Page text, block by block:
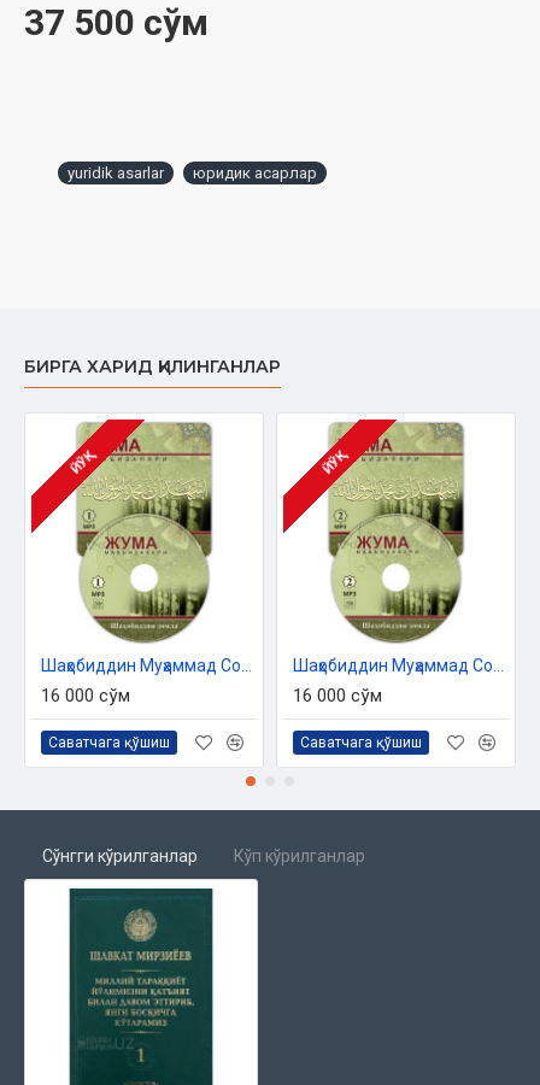
37 500 сўм
yuridik asarlar юридик асарлар
БИРГА ХАРИД ҚИЛИНГАНЛАР
ЙЎҚ
16 000 сўм
Саватчага қўшиш
ЙЎҚ
16 000 сўм
Саватчага қўшиш
Сўнгги кўрилганлар Кўп кўрилганлар